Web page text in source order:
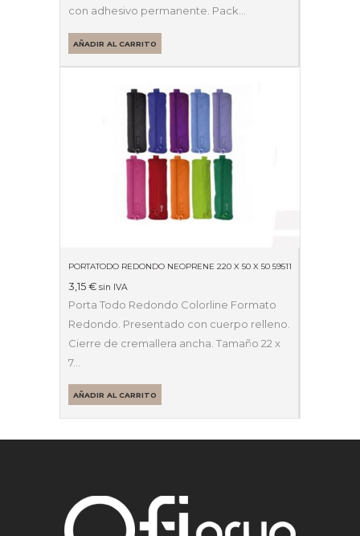
con adhesivo permanente. Pack…
AÑADIR AL CARRITO
PORTATODO REDONDO NEOPRENE 220 X 50 X 50 59511
3,15 € sin IVA
Porta Todo Redondo Colorline Formato
Redondo. Presentado con cuerpo relleno.
Cierre de cremallera ancha. Tamaño 22 x
7…
AÑADIR AL CARRITO